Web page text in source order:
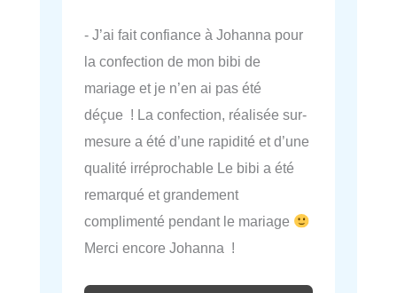
- J’ai fait confiance à Johanna pour
la confection de mon bibi de
mariage et je n’en ai pas été
déçue ! La confection, réalisée sur-
mesure a été d’une rapidité et d’une
qualité irréprochable Le bibi a été
remarqué et grandement
complimenté pendant le mariage
Merci encore Johanna !